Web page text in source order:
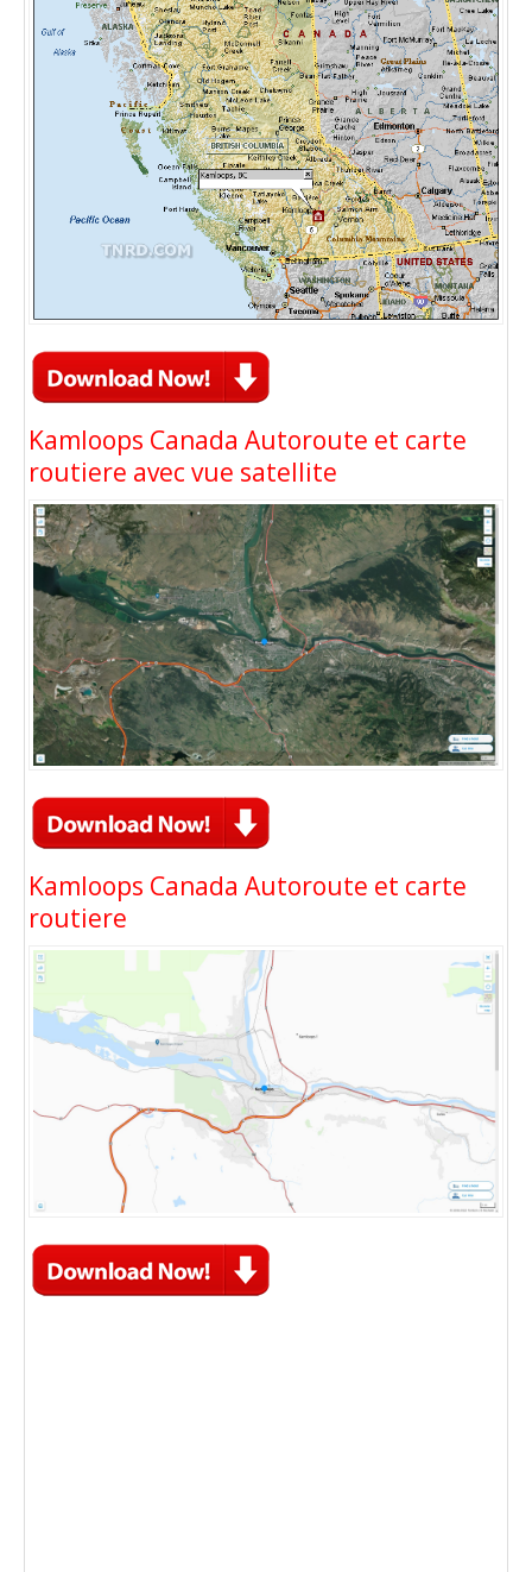
Kamloops Canada Autoroute et carte
routiere avec vue satellite
Kamloops Canada Autoroute et carte
routiere